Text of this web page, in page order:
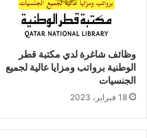
وظائف شاغرة لدي مكتبة قطر
الوطنية برواتب ومزايا عالية لجميع
الجنسيات
18 فبراير، 2023